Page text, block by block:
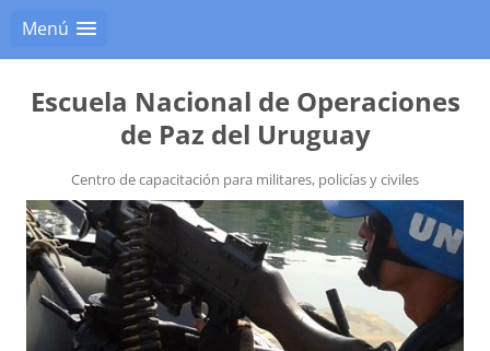
Menú
Escuela Nacional de Operaciones
de Paz del Uruguay
Centro de capacitación para militares, policías y civiles